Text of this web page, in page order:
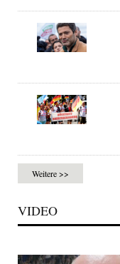
Weitere >>
VIDEO